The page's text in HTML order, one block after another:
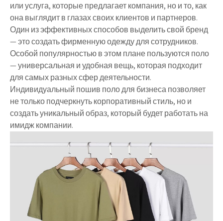
или услуга, которые предлагает компания, но и то, как
она выглядит в глазах своих клиентов и партнеров.
Один из эффективных способов выделить свой бренд
— это создать фирменную одежду для сотрудников.
Особой популярностью в этом плане пользуются поло
— универсальная и удобная вещь, которая подходит
для самых разных сфер деятельности.
Индивидуальный пошив поло для бизнеса позволяет
не только подчеркнуть корпоративный стиль, но и
создать уникальный образ, который будет работать на
имидж компании.